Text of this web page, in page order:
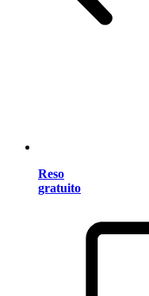
Reso
gratuito